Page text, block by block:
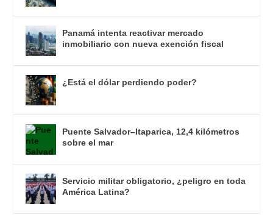
Panamá intenta reactivar mercado
inmobiliario con nueva exención fiscal
¿Está el dólar perdiendo poder?
Puente Salvador–Itaparica, 12,4 kilómetros
sobre el mar
Servicio militar obligatorio, ¿peligro en toda
América Latina?